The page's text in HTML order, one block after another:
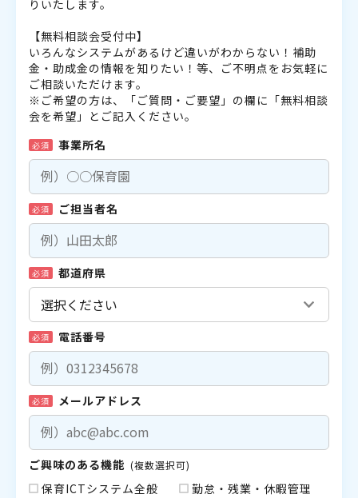
りいたします。
【無料相談会受付中】
いろんなシステムがあるけど違いがわからない！補助
金・助成金の情報を知りたい！等、ご不明点をお気軽に
ご相談いただけます。
※ご希望の方は、「ご質問・ご要望」の欄に「無料相談
会を希望」とご記入ください。
必須 事業所名
必須 ご担当者名
必須 都道府県
必須 電話番号
必須 メールアドレス
ご興味のある機能 (複数選択可)
保育ICTシステム全般
勤怠・残業・休暇管理